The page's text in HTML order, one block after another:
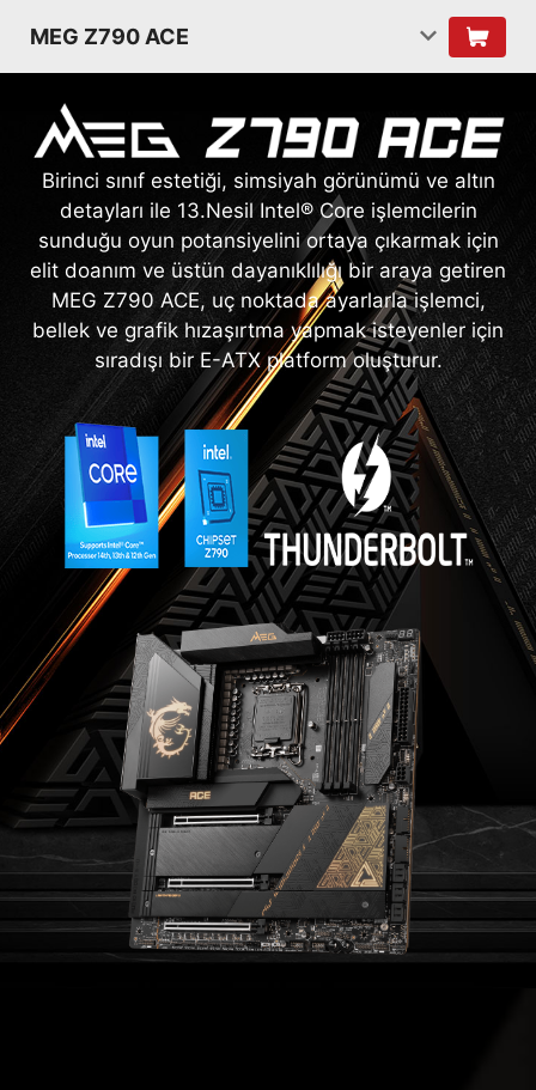
MEG Z790 ACE
Birinci sınıf estetiği, simsiyah görünümü ve altın
detayları ile 13.Nesil Intel® Core işlemcilerin
sunduğu oyun potansiyelini ortaya çıkarmak için
elit doanım ve üstün dayanıklılığı bir araya getiren
MEG Z790 ACE, uç noktada ayarlarla işlemci,
bellek ve grafik hızaşırtma yapmak isteyenler için
sıradışı bir E-ATX platform oluşturur.